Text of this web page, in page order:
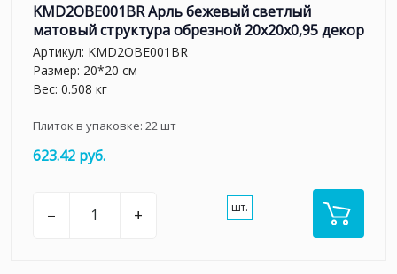
KMD2OBE001BR Арль бежевый светлый
матовый структура обрезной 20x20x0,95 декор
Артикул: KMD2OBE001BR
Размер: 20*20 см
Вес: 0.508 кг
Плиток в упаковке: 22шт
623.42 руб.
– + шт.